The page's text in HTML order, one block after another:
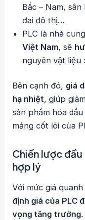
Bắc – Nam,
đai đô thị…
PLC là nhà
Việt Nam, sẽ
nguyên vật liệu
Bên cạnh đó, giá
hạ nhiệt, giúp
sản phẩm hóa
mảng cốt lõi của
Chiến lược
hợp lý
Với mức giá
định giá của PLC
vọng tăng trưởng